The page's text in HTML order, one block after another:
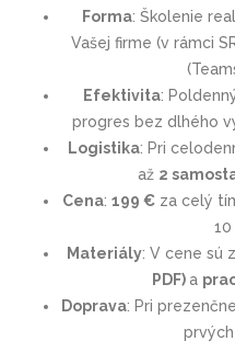
Forma: Školenie
Vašej firme (v rámci
Efektivita:
progres bez dlhého
Logistika: Pri
až 2
Cena: 199 €za celý
10
Materiály: V cene sú
PDF)a
Doprava: Pri
prvých